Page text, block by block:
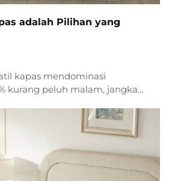
adalah Pilihan yang
kapas mendominasi
kurang peluh malam, jangka
udara yang lebih unggul.
daya tarikan abadi kapas dan
kualiti tidur—jelajahi
ini.